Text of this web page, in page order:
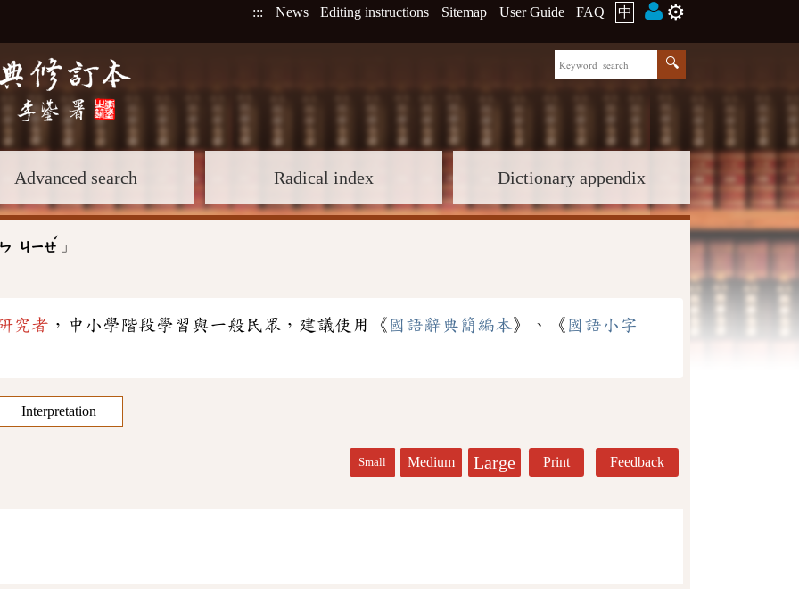
::: News Editing instructions Sitemap User Guide FAQ 中 ⚙️
Advanced search Radical index Dictionary appendix
ㄐㄧㄝ
ˇ
」
究者 ，中小學階段學習與一般民眾，建議使用《 國語辭典簡編本》、《 國語小字
Interpretation
Small Medium Large Print Feedback